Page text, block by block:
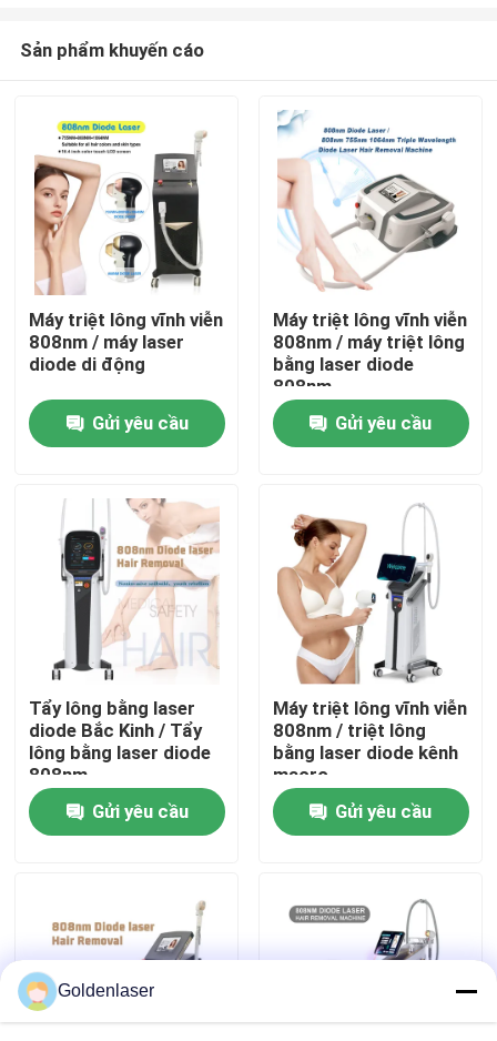
Nhà
Video
Hướng dẫn VR
Về chúng tôi
Tham quan nhà máy
Kiểm soát chất lượng
Tin tức
Yêu cầu báo giá
Sản phẩm khuyến cáo
Máy triệt lông vĩnh viễn
808nm / máy laser
diode di động
Gửi yêu cầu
Máy triệt lông vĩnh viễn
808nm / máy triệt lông
bằng laser diode
808nm
Gửi yêu cầu
Tẩy lông bằng laser
diode Bắc Kinh / Tẩy
lông bằng laser diode
808nm
Gửi yêu cầu
Máy triệt lông vĩnh viễn
808nm / triệt lông
bằng laser diode kênh
macro
Gửi yêu cầu
Goldenlaser